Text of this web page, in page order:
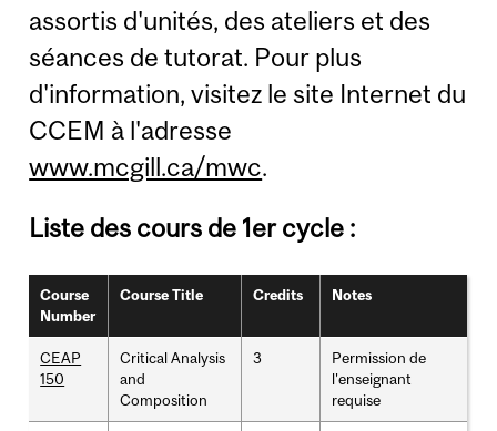
assortis d'unités, des ateliers et des
séances de tutorat. Pour plus
d'information, visitez le site Internet du
CCEM à l'adresse
www.mcgill.ca/mwc.
Liste des cours de 1er cycle :
Course
Number
Course Title Credits Notes
CEAP
150
Critical Analysis
and
Composition
3
Permission de
l'enseignant
requise